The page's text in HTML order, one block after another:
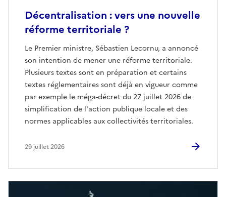
Décentralisation : vers une nouvelle
réforme territoriale ?
Le Premier ministre, Sébastien Lecornu, a annoncé
son intention de mener une réforme territoriale.
Plusieurs textes sont en préparation et certains
textes réglementaires sont déjà en vigueur comme
par exemple le méga-décret du 27 juillet 2026 de
simplification de l'action publique locale et des
normes applicables aux collectivités territoriales.
29 juillet 2026